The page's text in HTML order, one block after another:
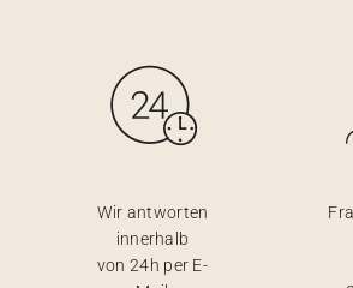
Wir antworten
innerhalb
von 24h per E-